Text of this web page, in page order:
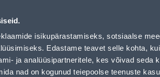
isikupärastamiseks, sotsiaalse
Edastame teavet selle kohta,
ja analüüsipartneritele, kes võivad seda
nad on kogunud teiepoolse teenuste
Teenused Karjäärileht
OTSI